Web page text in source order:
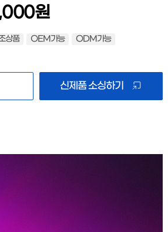
원
상품 OEM가능
ODM가능
신제품 소싱하기